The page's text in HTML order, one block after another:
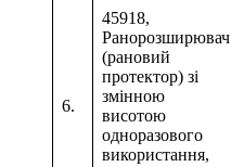
6.
45918,
Ранорозширювач
(рановий
протектор) зі
змінною
висотою
одноразового
використання,